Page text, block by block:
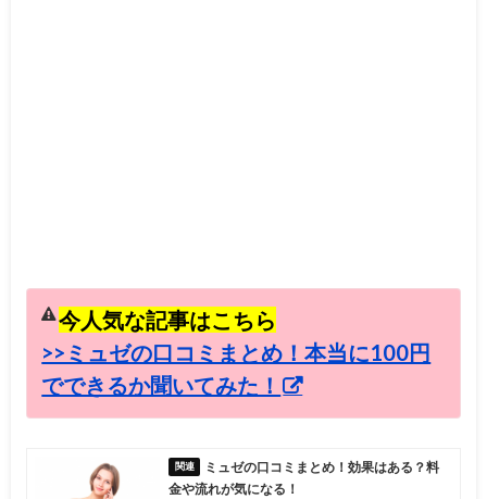
今人気な記事はこちら
>>ミュゼの口コミまとめ！本当に100円
でできるか聞いてみた！
ミュゼの口コミまとめ！効果はある？料
金や流れが気になる！